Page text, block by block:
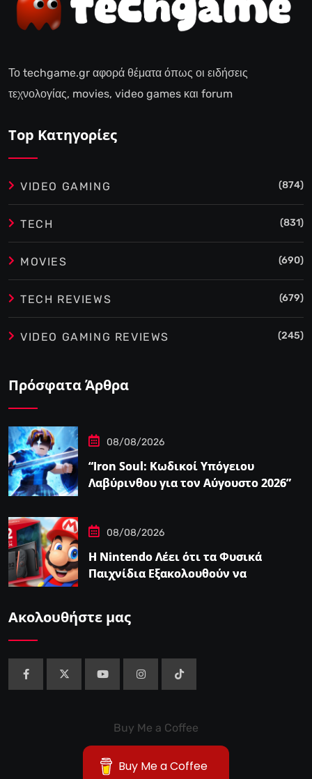
Το techgame.gr αφορά θέματα όπως οι ειδήσεις
τεχνολογίας, movies, video games και forum
Top Κατηγορίες
VIDEO GAMING (874)
TECH (831)
MOVIES (690)
TECH REVIEWS (679)
VIDEO GAMING REVIEWS (245)
Πρόσφατα Άρθρα
08/08/2026
“Iron Soul: Κωδικοί Υπόγειου
Λαβύρινθου για τον Αύγουστο 2026”
08/08/2026
Η Nintendo Λέει ότι τα Φυσικά
Παιχνίδια Εξακολουθούν να
Ακολουθήστε μας
Buy Me a Coffee
Buy Me a Coffee